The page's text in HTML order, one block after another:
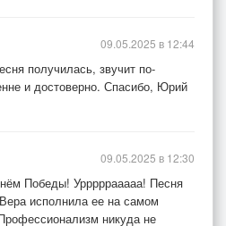
получилась, звучит по-
и достоверно. Спасибо, Юрий
09.05.2025 в 12:44
Победы! Урррррааааа! Песня
исполнила ее на самом
никуда не
09.05.2025 в 12:30